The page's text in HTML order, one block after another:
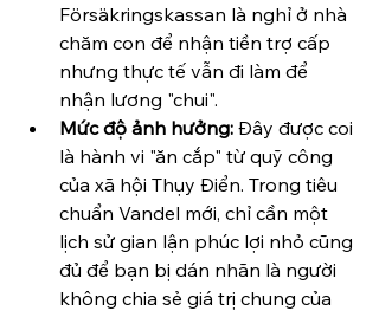
Försäkringskassan là nghỉ ở nhà
chăm con để nhận tiền trợ cấp
nhưng thực tế vẫn đi làm để
nhận lương "chui".
Mức độ ảnh hưởng: Đây được coi
là hành vi "ăn cắp" từ quỹ công
của xã hội Thụy Điển. Trong tiêu
chuẩn Vandel mới, chỉ cần một
lịch sử gian lận phúc lợi nhỏ cũng
đủ để bạn bị dán nhãn là người
không chia sẻ giá trị chung của